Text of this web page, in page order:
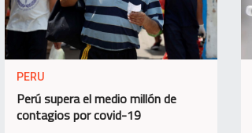
PERU
Perú supera el medio millón de
contagios por covid-19